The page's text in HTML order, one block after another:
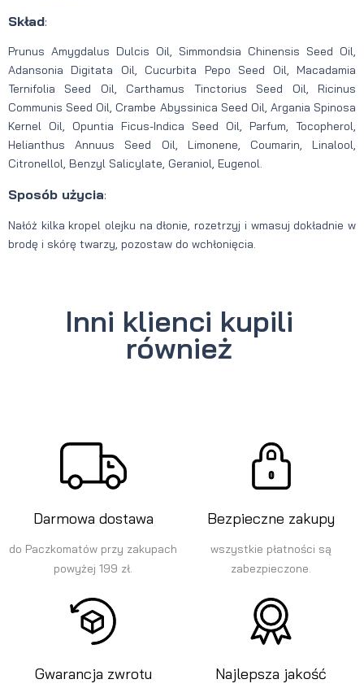
Skład:
Prunus Amygdalus Dulcis Oil, Simmondsia Chinensis Seed Oil,
Adansonia Digitata Oil, Cucurbita Pepo Seed Oil, Macadamia
Ternifolia Seed Oil, Carthamus Tinctorius Seed Oil, Ricinus
Communis Seed Oil, Crambe Abyssinica Seed Oil, Argania Spinosa
Kernel Oil, Opuntia Ficus-Indica Seed Oil, Parfum, Tocopherol,
Helianthus Annuus Seed Oil, Limonene, Coumarin, Linalool,
Citronellol, Benzyl Salicylate, Geraniol, Eugenol.
Sposób użycia:
Nałóż kilka kropel olejku na dłonie, rozetrzyj i wmasuj dokładnie w
brodę i skórę twarzy, pozostaw do wchłonięcia.
Inni klienci kupili
również
Darmowa dostawa
do Paczkomatów przy zakupach
powyżej 199 zł.
Bezpieczne zakupy
wszystkie płatności są
zabezpieczone.
Gwarancja zwrotu Najlepsza jakość